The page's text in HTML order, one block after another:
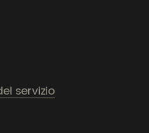
servizio